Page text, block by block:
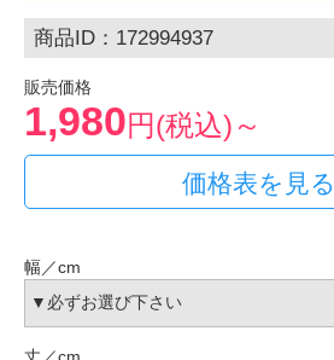
商品ID：172994937
販売価格
1,980円(税込)～
価格表を見る
幅／cm